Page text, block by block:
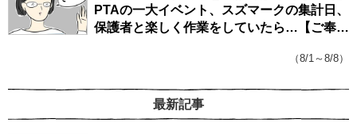
PTAの一大イベント、スズマークの集計日、
保護者と楽しく作業をしていたら…【ご奉仕
（8/1～8/8）
最新記事